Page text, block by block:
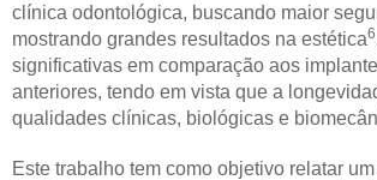
clínica odontológica, buscando maior
mostrando grandes resultados na estética6
significativas em comparação aos
anteriores, tendo em vista que a
qualidades clínicas, biológicas e
Este trabalho tem como objetivo relatar